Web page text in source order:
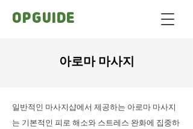
OPGUIDE
아로마 마사지
일반적인 마사지샵에서 제공하는 아로마 마사지
는 기본적인 피로 해소와 스트레스 완화에 집중하